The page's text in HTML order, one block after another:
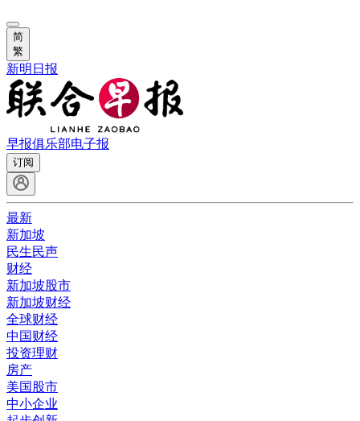
简
繁
新明日报
早报俱乐部电子报
订阅
最新
新加坡
民生民声
财经
新加坡股市
新加坡财经
全球财经
中国财经
投资理财
房产
美国股市
中小企业